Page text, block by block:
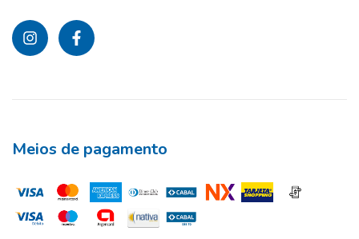
Meios de pagamento